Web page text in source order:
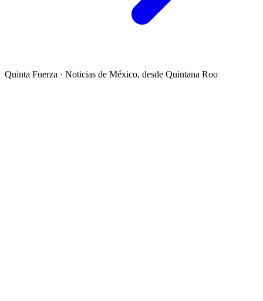
Quinta Fuerza · Noticias de México, desde Quintana Roo